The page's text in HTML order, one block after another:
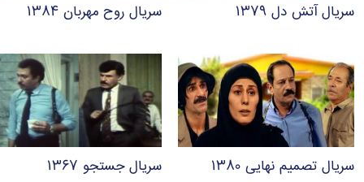
سریال آتش دل ۱۳۷۹ سریال روح مهربان ۱۳۸۴
سریال تصمیم نهایی ۱۳۸۰ سریال جستجو ۱۳۶۷